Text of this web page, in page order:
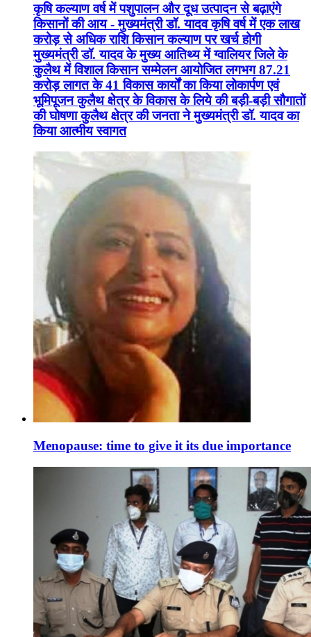
कृषि कल्याण वर्ष में पशुपालन और दूध उत्पादन से बढ़ाएंगे
किसानों की आय - मुख्यमंत्री डॉ. यादव कृषि वर्ष में एक लाख
करोड़ से अधिक राशि किसान कल्याण पर खर्च होगी
मुख्यमंत्री डॉ. यादव के मुख्य आतिथ्य में ग्वालियर जिले के
कुलैथ में विशाल किसान सम्मेलन आयोजित लगभग 87.21
करोड़ लागत के 41 विकास कार्यों का किया लोकार्पण एवं
भूमिपूजन कुलैथ क्षेत्र के विकास के लिये की बड़ी-बड़ी सौगातों
की घोषणा कुलैथ क्षेत्र की जनता ने मुख्यमंत्री डॉ. यादव का
किया आत्मीय स्वागत
Menopause: time to give it its due importance